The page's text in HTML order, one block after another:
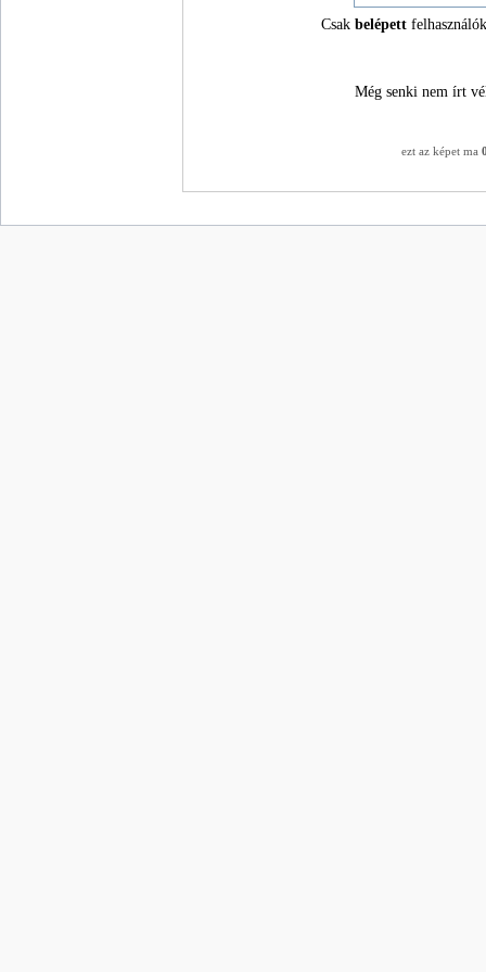
Csakbelépett
Még senki nem írt
ezt az képet ma